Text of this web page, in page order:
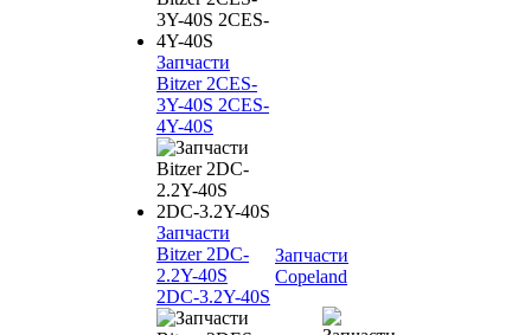
Запчасти
Bitzer 2CES-
3Y-40S 2CES-
4Y-40S
Запчасти
Bitzer 2DC-
2.2Y-40S
2DC-3.2Y-40S
Запчасти
Copeland